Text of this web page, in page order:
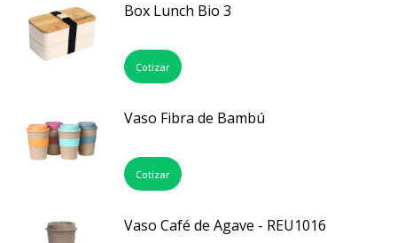
Box Lunch Bio 3
Cotizar
Vaso Fibra de Bambú
Cotizar
Vaso Café de Agave - REU1016